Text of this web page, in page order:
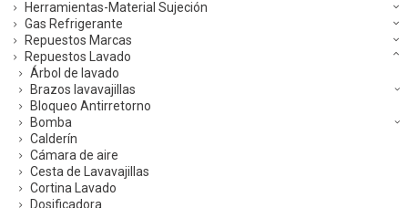
Herramientas-Material Sujeción
Gas Refrigerante
Repuestos Marcas
Repuestos Lavado
Árbol de lavado
Brazos lavavajillas
Bloqueo Antirretorno
Bomba
Calderín
Cámara de aire
Cesta de Lavavajillas
Cortina Lavado
Dosificadora